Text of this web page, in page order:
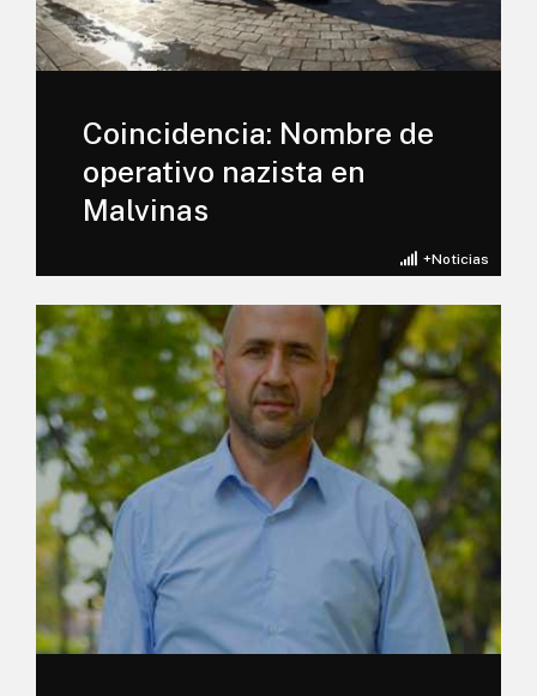
+Noticias
Coincidencia: Nombre de
operativo nazista en
Malvinas